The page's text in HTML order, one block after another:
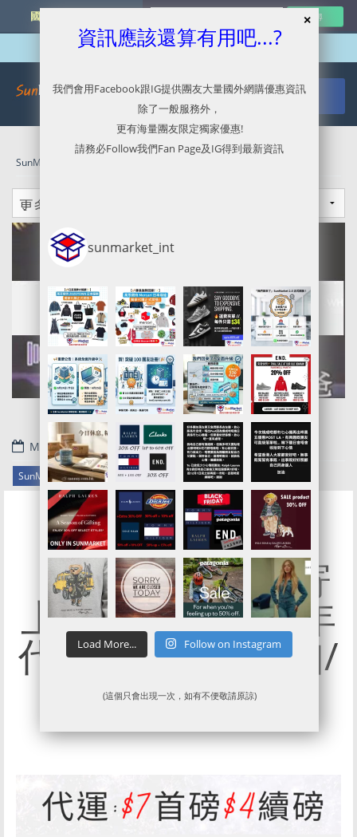
國外網購最新資訊
SunMarket 代購．代運．代寄
March 11, 2023
SunMarket 公告 .
【新增代運便宜寄
上門服務】2023年
代購免費寄貨通知/
代運減價通告
資訊應該還算有用吧...?
我們會用Facebook跟IG提供團友大量國外網購優惠資訊
除了一般服務外，
更有海量團友限定獨家優惠!
請務必Follow我們Fan Page及IG得到最新資訊
sunmarket_int
Load More... Follow on Instagram
(這個只會出現一次，如有不便敬請原諒)